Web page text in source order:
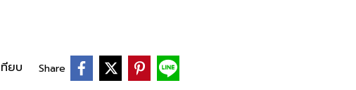
ทียบ Share